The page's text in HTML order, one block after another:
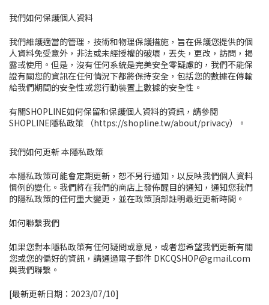
我們如何保護個人資料
我們維護適當的管理，技術和物理保護措施，旨在保護您提供的個
人資料免受意外，非法或未經授權的破壞，丟失，更改，訪問，揭
露或使用。但是，沒有任何系統是完美安全零疑慮的，我們不能保
證有關您的資訊在任何情況下都將保持安全，包括您的數據在傳輸
給我們期間的安全性或您行動裝置上數據的安全性。
有關SHOPLINE如何保留和保護個人資料的資訊，請參閱
SHOPLINE隱私政策 （https://shopline.tw/about/privacy）。
我們如何更新 本隱私政策
本隱私政策可能會定期更新，恕不另行通知，以反映我們個人資料
慣例的變化。我們將在我們的商店上發佈醒目的通知，通知您我們
的隱私政策的任何重大變更，並在政策頂部註明最近更新時間。
如何聯繫我們
如果您對本隱私政策有任何疑問或意見，或者您希望我們更新有關
您或您的偏好的資訊，請通過電子郵件 DKCQSHOP@gmail.com
與我們聯繫。
[最新更新日期：2023/07/10]